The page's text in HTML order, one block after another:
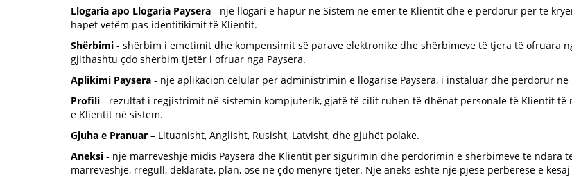
Llogaria apo Llogaria Paysera - një llogari e hapur në Sistem në emër të Klientit dhe e përdorur për të
hapet vetëm pas identifikimit të Klientit.
Shërbimi - shërbim i emetimit dhe kompensimit së parave elektronike dhe shërbimeve të tjera të ofruara
gjithashtu çdo shërbim tjetër i ofruar nga Paysera.
Aplikimi Paysera - një aplikacion celular për administrimin e llogarisë Paysera, i instaluar dhe përdorur në
Profili - rezultat i regjistrimit në sistemin kompjuterik, gjatë të cilit ruhen të dhënat personale të Klientit
e Klientit në sistem.
Gjuha e Pranuar – Lituanisht, Anglisht, Rusisht, Latvisht, dhe gjuhët polake.
Aneksi - një marrëveshje midis Paysera dhe Klientit për sigurimin dhe përdorimin e shërbimeve të ndara
marrëveshje, rregull, deklaratë, plan, ose në çdo mënyrë tjetër. Një aneks është një pjesë përbërëse e